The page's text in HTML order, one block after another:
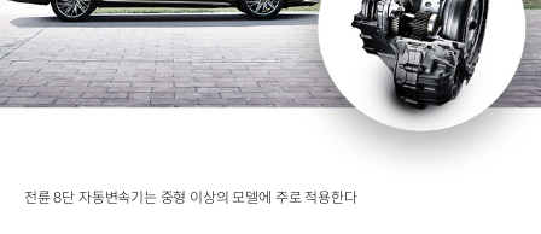
전륜 8단 자동변속기는 중형 이상의 모델에 주로 적용한다